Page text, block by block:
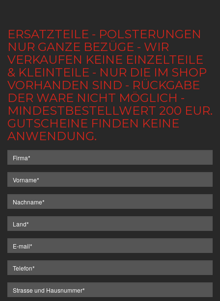
ERSATZTEILE - POLSTERUNGEN
NUR GANZE BEZÜGE - WIR
VERKAUFEN KEINE EINZELTEILE
& KLEINTEILE - NUR DIE IM SHOP
VORHANDEN SIND - RÜCKGABE
DER WARE NICHT MÖGLICH -
MINDESTBESTELLWERT 200 EUR.
GUTSCHEINE FINDEN KEINE
ANWENDUNG.